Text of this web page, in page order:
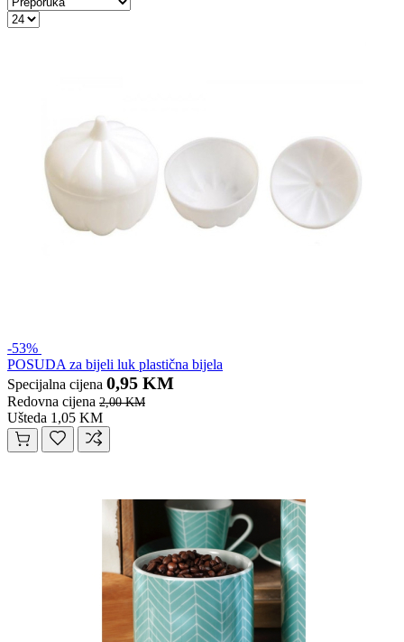
-53%
POSUDA za bijeli luk plastična bijela
Specijalna cijena 0,95 KM
Redovna cijena 2,00 KM
Ušteda 1,05 KM